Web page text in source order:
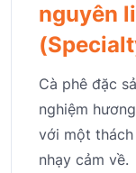
nguyên
Cà phê đặc
nghiệm
với một
nhạy cảm về.